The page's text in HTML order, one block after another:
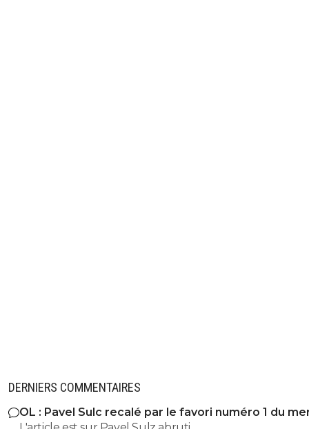
DERNIERS COMMENTAIRES
OL : Pavel Sulc recalé par le favori numéro 1 du